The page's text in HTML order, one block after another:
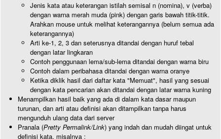
Jenis kata atau keterangan istilah semisal n (nomina), v (verba)
dengan warna merah muda (pink) dengan garis bawah titik-titik.
Arahkan mouse untuk melihat keterangannya (belum semua ada
keterangannya)
Arti ke-1, 2, 3 dan seterusnya ditandai dengan huruf tebal
dengan latar lingkaran
Contoh penggunaan lema/sub-lema ditandai dengan warna biru
Contoh dalam peribahasa ditandai dengan warna oranye
Ketika diklik hasil dari daftar kata "Memuat", hasil yang sesuai
dengan kata pencarian akan ditandai dengan latar warna kuning
Menampilkan hasil baik yang ada di dalam kata dasar maupun
turunan, dan arti atau definisi akan ditampilkan tanpa harus
mengunduh ulang data dari server
Pranala (Pretty Permalink/Link) yang indah dan mudah diingat untuk
definisi kata, misalnya :